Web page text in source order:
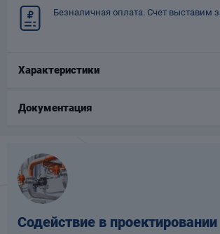
Безналичная оплата. Счет выставим
Характеристики
Документация
Содействие в проектировании